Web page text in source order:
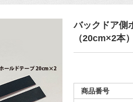
バックドア側
（20cm×2本
商品番号